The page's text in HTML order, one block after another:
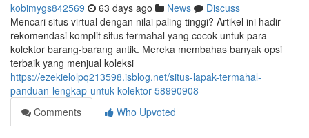
kobimygs842569 63 days ago News
Discuss
Mencari situs virtual dengan nilai paling tinggi? Artikel ini hadir
rekomendasi komplit situs termahal yang cocok untuk para
kolektor barang-barang antik. Mereka membahas banyak opsi
terbaik yang menjual koleksi
https://ezekielolpq213598.isblog.net/situs-lapak-termahal-
panduan-lengkap-untuk-kolektor-58990908
Comments
Who Upvoted